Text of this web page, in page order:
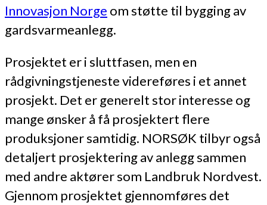
Innovasjon Norge om støtte til bygging av
gardsvarmeanlegg.
Prosjektet er i sluttfasen, men en
rådgivningstjeneste videreføres i et annet
prosjekt. Det er generelt stor interesse og
mange ønsker å få prosjektert flere
produksjoner samtidig. NORSØK tilbyr også
detaljert prosjektering av anlegg sammen
med andre aktører som Landbruk Nordvest.
Gjennom prosjektet gjennomføres det